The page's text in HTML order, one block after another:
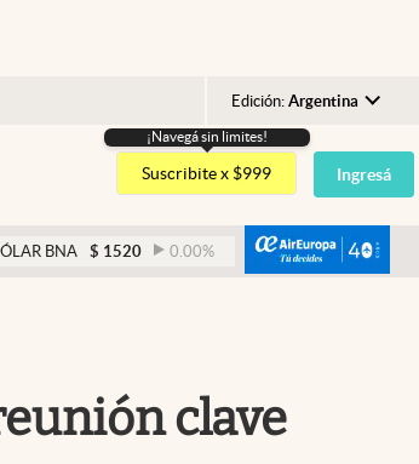
Edición: Argentina
Argentina
España
México
USA
¡Navegá sin limites!
Suscribite x $999 Ingresá
$ 1520 0.00% DÓLAR BLUE $ 1530
clave